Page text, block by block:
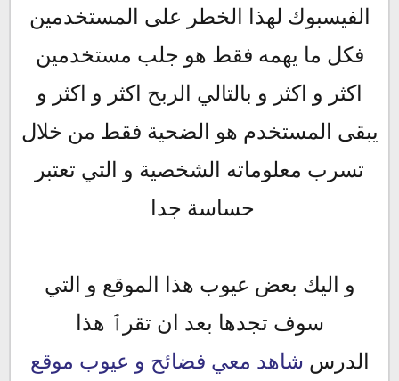
الفيسبوك لهذا الخطر على المستخدمين
فكل ما يهمه فقط هو جلب مستخدمين
اكثر و اكثر و بالتالي الربح اكثر و اكثر و
يبقى المستخدم هو الضحية فقط من خلال
تسرب معلوماته الشخصية و التي تعتبر
حساسة جدا
و اليك بعض عيوب هذا الموقع و التي
سوف تجدها بعد ان تقرٱ هذا
الدرس شاهد معي فضائح و عيوب موقع